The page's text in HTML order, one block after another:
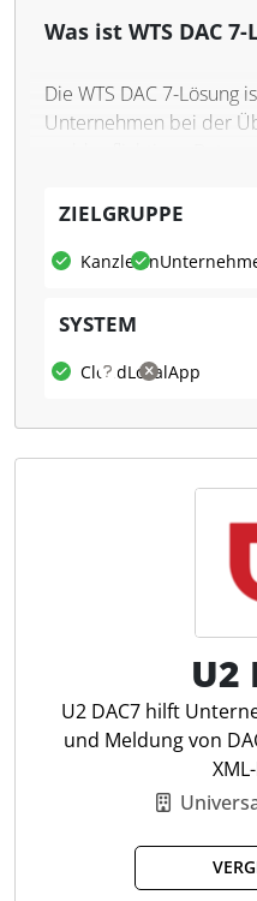
Was ist WTS DAC 7-
Die WTS DAC 7-Lösung
Unternehmen bei der
vorgeschriebenen XML-
(BZSt) zu übermitteln.
und Validierung der
Die WTS DAC 7-Lösung
automatisierte
Übermittlung von
Händlerdaten an das
die Daten und meldet
Steuerpflichtige
Anzeige bisheriger
Upload von Input-
Formale Validierung
Rückmeldung
Mapping auf XML-
ZIELGRUPPE
Kanzleien
SYSTEM
CloudLokalApp
U2
U2 DAC7 hilft
und Meldung von